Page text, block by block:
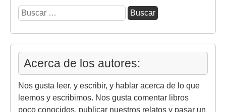
Buscar:
Acerca de los autores:
Nos gusta leer, y escribir, y hablar acerca de lo que
leemos y escribimos. Nos gusta comentar libros
poco conocidos, publicar nuestros relatos y pasar un